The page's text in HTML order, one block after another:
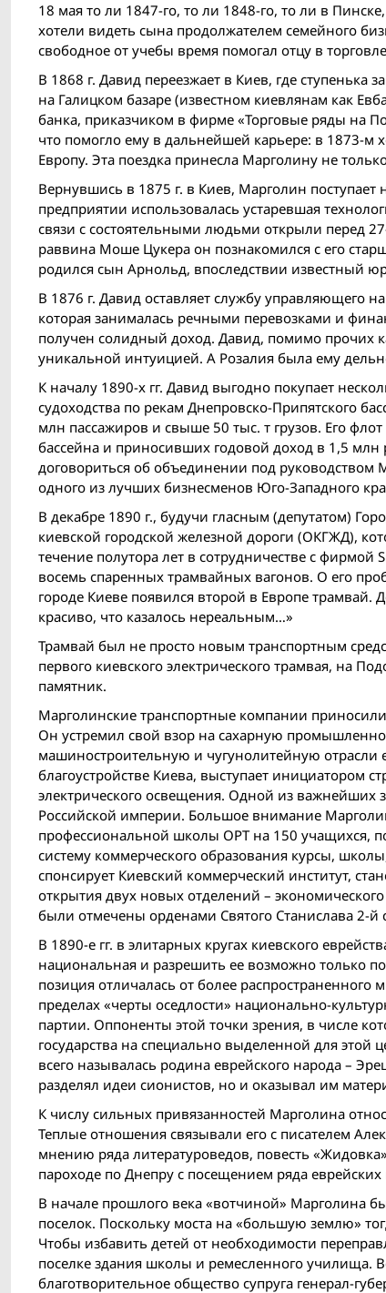
18 мая то ли 1847-го, то ли 1848-го, то ли в
хотели видеть сына продолжателем семейного
свободное от учебы время помогал отцу в
В 1868 г. Давид переезжает в Киев, где
на Галицком базаре (известном киевлянам как
банка, приказчиком в фирме «Торговые ряды на
что помогло ему в дальнейшей карьере: в 1873-м
Европу. Эта поездка принесла Марголину не
Вернувшись в 1875 г. в Киев, Марголин
предприятии использовалась устаревшая
связи с состоятельными людьми открыли перед
раввина Моше Цукера он познакомился с его
родился сын Арнольд, впоследствии известный
В 1876 г. Давид оставляет службу управляющего
которая занималась речными перевозками и
получен солидный доход. Давид, помимо прочих
уникальной интуицией. А Розалия была ему
К началу 1890-х гг. Давид выгодно покупает
судоходства по рекам Днепровско-Припятского
млн пассажиров и свыше 50 тыс. т грузов. Его
бассейна и приносивших годовой доход в 1,5
договориться об объединении под руководством
одного из лучших бизнесменов Юго-Западного
В декабре 1890 г., будучи гласным (депутатом)
киевской городской железной дороги (ОКГЖД),
течение полутора лет в сотрудничестве с
восемь спаренных трамвайных вагонов. О его
городе Киеве появился второй в Европе трамвай.
красиво, что казалось нереальным…»
Трамвай был не просто новым транспортным
первого киевского электрического трамвая, на
памятник.
Марголинские транспортные компании
Он устремил свой взор на сахарную
машиностроительную и чугунолитейную отрасли
благоустройстве Киева, выступает инициатором
электрического освещения. Одной из важнейших
Российской империи. Большое внимание
профессиональной школы ОРТ на 150 учащихся,
систему коммерческого образования курсы,
спонсирует Киевский коммерческий институт,
открытия двух новых отделений –
были отмечены орденами Святого Станислава 2-
В 1890-е гг. в элитарных кругах киевского
национальная и разрешить ее возможно только
позиция отличалась от более
пределах «черты оседлости» национально-
партии. Оппоненты этой точки зрения, в числе
государства на специально выделенной для
всего называлась родина еврейского народа –
разделял идеи сионистов, но и оказывал им
К числу сильных привязанностей Марголина
Теплые отношения связывали его с писателем
мнению ряда литературоведов, повесть
пароходе по Днепру с посещением ряда еврейских
В начале прошлого века «вотчиной» Марголина
поселок. Поскольку моста на «большую землю»
Чтобы избавить детей от необходимости
поселке здания школы и ремесленного училища.
благотворительное общество супруга генерал-